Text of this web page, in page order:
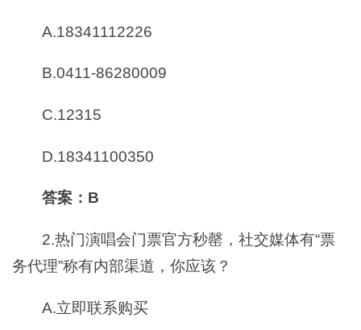
A.18341112226
B.0411-86280009
C.12315
D.18341100350
答案：B
2.热门演唱会门票官方秒罄，社交媒体有“票
务代理”称有内部渠道，你应该？
A.立即联系购买